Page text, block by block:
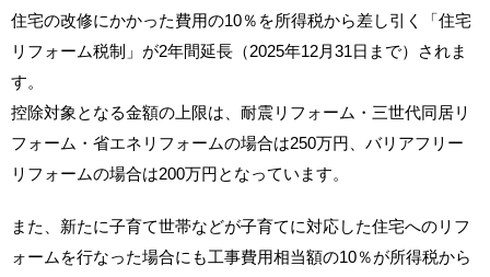
住宅の改修にかかった費用の10％を所得税から差し引く「住宅
リフォーム税制」が2年間延長（2025年12月31日まで）されま
す。
控除対象となる金額の上限は、耐震リフォーム・三世代同居リ
フォーム・省エネリフォームの場合は250万円、バリアフリー
リフォームの場合は200万円となっています。
また、新たに子育て世帯などが子育てに対応した住宅へのリフ
ォームを行なった場合にも工事費用相当額の10％が所得税から